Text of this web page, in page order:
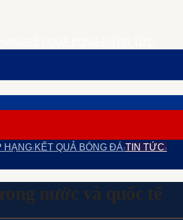
HẠNG›KẾT QUẢ BÓNG ĐÁ›TIN TỨC›
nước và quốc tế